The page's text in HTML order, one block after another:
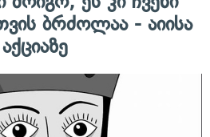
ბრძოლაა - აიისა